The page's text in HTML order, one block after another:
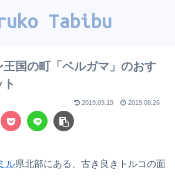
Tabibu
国の町「ベルガマ」のおす
2019.09.19 2019.08.26
ル県北部にある、古き良きトルコの面